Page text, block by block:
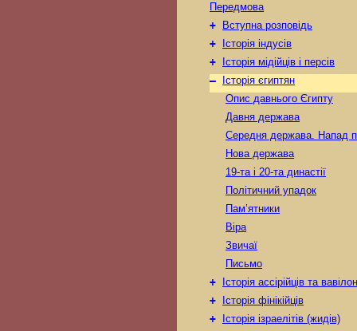
Передмова
+
Вступна розповідь
+
Історія індусів
+
Історія мідійців і персів
–
Історія єгиптян
Опис давнього Єгипту
Давня держава
Середня держава. Напад
Нова держава
19-та і 20-та династії
Політичний упадок
Пам’ятники
Віра
Звичаї
Письмо
+
Історія ассірійців та
+
Історія фінікійців
+
Історія ізраелітів (жидів)